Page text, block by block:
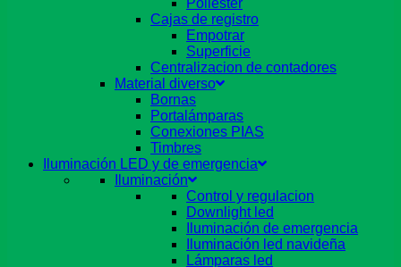
Poliester
Cajas de registro
Empotrar
Superficie
Centralizacion de contadores
Material diverso
Bornas
Portalámparas
Conexiones PIAS
Timbres
Iluminación LED y de emergencia
Iluminación
Control y regulacion
Downlight led
Iluminación de emergencia
Iluminación led navideña
Lámparas led